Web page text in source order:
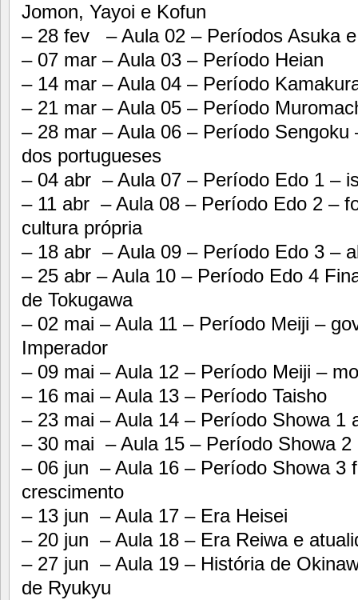
Jomon, Yayoi e Kofun
– 28 fev – Aula 02 – Períodos Asuka
– 07 mar – Aula 03 – Período Heian
– 14 mar – Aula 04 – Período
– 21 mar – Aula 05 – Período
– 28 mar – Aula 06 – Período Sengoku
dos portugueses
– 04 abr – Aula 07 – Período Edo 1 –
– 11 abr – Aula 08 – Período Edo 2 –
cultura própria
– 18 abr – Aula 09 – Período Edo 3 –
– 25 abr – Aula 10 – Período Edo 4
de Tokugawa
– 02 mai – Aula 11 – Período Meiji –
Imperador
– 09 mai – Aula 12 – Período Meiji –
– 16 mai – Aula 13 – Período Taisho
– 23 mai – Aula 14 – Período Showa 1
– 30 mai – Aula 15 – Período Showa 2
– 06 jun – Aula 16 – Período Showa 3
crescimento
– 13 jun – Aula 17 – Era Heisei
– 20 jun – Aula 18 – Era Reiwa e
– 27 jun – Aula 19 – História de
de Ryukyu